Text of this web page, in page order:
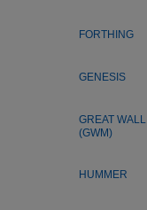
FORTHING
GENESIS
GREAT WALL
(GWM)
HUMMER